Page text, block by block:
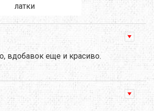
латки
вдобавок еще и красиво.